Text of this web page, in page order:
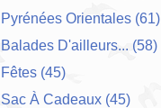
Pyrénées Orientales (61)
Balades D'ailleurs... (58)
Fêtes (45)
Sac À Cadeaux (45)